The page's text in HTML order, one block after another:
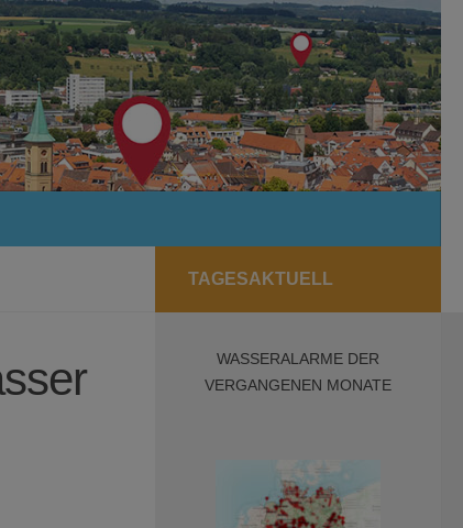
TAGESAKTUELL
WASSERALARME DER
VERGANGENEN MONATE